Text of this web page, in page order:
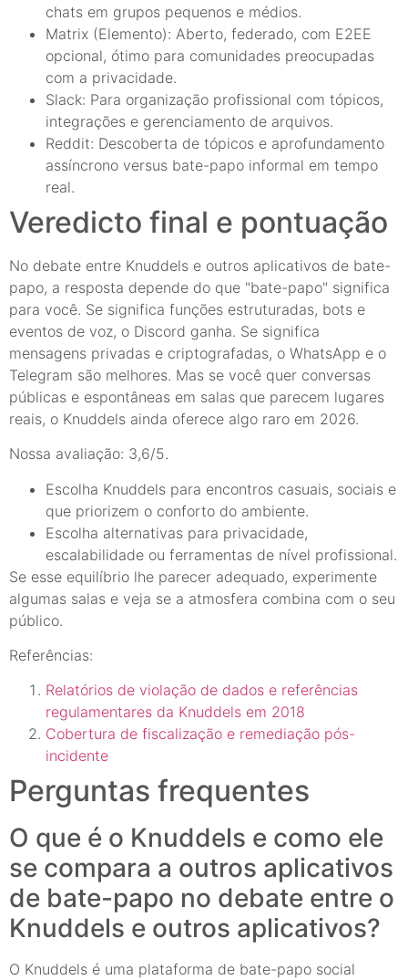
chats em grupos pequenos e médios.
Matrix (Elemento): Aberto, federado, com E2EE
opcional, ótimo para comunidades preocupadas
com a privacidade.
Slack: Para organização profissional com tópicos,
integrações e gerenciamento de arquivos.
Reddit: Descoberta de tópicos e aprofundamento
assíncrono versus bate-papo informal em tempo
real.
Veredicto final e pontuação
No debate entre Knuddels e outros aplicativos de bate-
papo, a resposta depende do que "bate-papo" significa
para você. Se significa funções estruturadas, bots e
eventos de voz, o Discord ganha. Se significa
mensagens privadas e criptografadas, o WhatsApp e o
Telegram são melhores. Mas se você quer conversas
públicas e espontâneas em salas que parecem lugares
reais, o Knuddels ainda oferece algo raro em 2026.
Nossa avaliação: 3,6/5.
Escolha Knuddels para encontros casuais, sociais e
que priorizem o conforto do ambiente.
Escolha alternativas para privacidade,
escalabilidade ou ferramentas de nível profissional.
Se esse equilíbrio lhe parecer adequado, experimente
algumas salas e veja se a atmosfera combina com o seu
público.
Referências:
Relatórios de violação de dados e referências
regulamentares da Knuddels em 2018
Cobertura de fiscalização e remediação pós-
incidente
Perguntas frequentes
O que é o Knuddels e como ele
se compara a outros aplicativos
de bate-papo no debate entre o
Knuddels e outros aplicativos?
O Knuddels é uma plataforma de bate-papo social